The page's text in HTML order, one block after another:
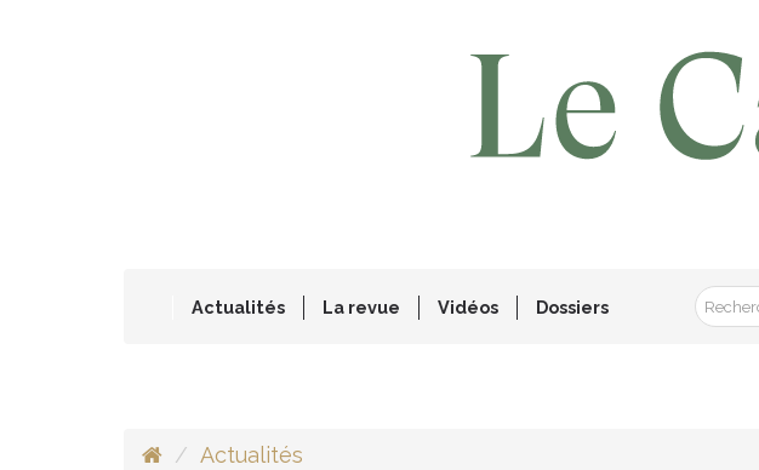
Actualités La revue Vidéos Dossiers
Actualités